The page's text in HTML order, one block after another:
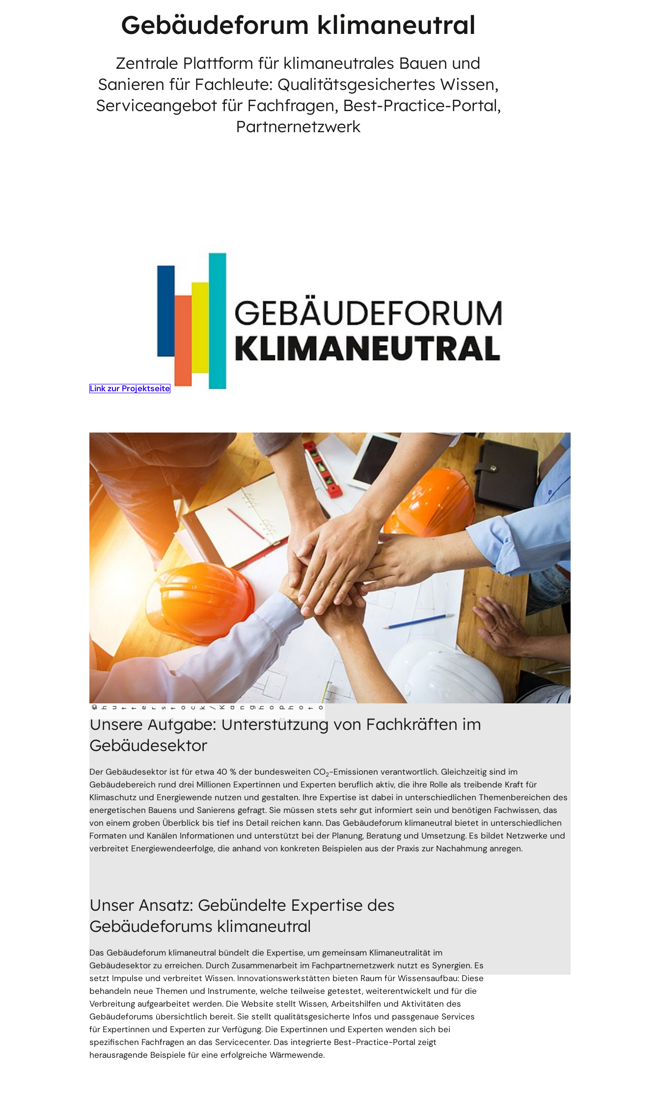
Gebäudeforum klimaneutral
Zentrale Plattform für klimaneutrales Bauen und
Sanieren für Fachleute: Qualitätsgesichertes Wissen,
Serviceangebot für Fachfragen, Best-Practice-Portal,
Partnernetzwerk
Ziel: Kräfte bündeln, um Klimaneutralität im Gebäudesektor zu erreichen; Synergien durch Zusammenarbeit im
Themen: Energieausweis, Energieeffizienz, Gesetzlicher Rahmen, Innovation, Wärmewende, Gebäude & Räume umbauen
Link zur Projektseite
©
shu
tt
erst
ock/Kanghopho
t o
Unsere Aufgabe: Unterstützung von Fachkräften im
Gebäudesektor
Der Gebäudesektor ist für etwa 40 % der bundesweiten CO2-Emissionen verantwortlich. Gleichzeitig sind im
Gebäudebereich rund drei Millionen Expertinnen und Experten beruflich aktiv, die ihre Rolle als treibende Kraft für
Klimaschutz und Energiewende nutzen und gestalten. Ihre Expertise ist dabei in unterschiedlichen Themenbereichen des
energetischen Bauens und Sanierens gefragt. Sie müssen stets sehr gut informiert sein und benötigen Fachwissen, das
von einem groben Überblick bis tief ins Detail reichen kann. Das Gebäudeforum klimaneutral bietet in unterschiedlichen
Formaten und Kanälen Informationen und unterstützt bei der Planung, Beratung und Umsetzung. Es bildet Netzwerke und
verbreitet Energiewendeerfolge, die anhand von konkreten Beispielen aus der Praxis zur Nachahmung anregen.
Unser Ansatz: Gebündelte Expertise des
Gebäudeforums klimaneutral
Das Gebäudeforum klimaneutral bündelt die Expertise, um gemeinsam Klimaneutralität im
Gebäudesektor zu erreichen. Durch Zusammenarbeit im Fachpartnernetzwerk nutzt es Synergien. Es
setzt Impulse und verbreitet Wissen. Innovationswerkstätten bieten Raum für Wissensaufbau: Diese
behandeln neue Themen und Instrumente, welche teilweise getestet, weiterentwickelt und für die
Verbreitung aufgearbeitet werden. Die Website stellt Wissen, Arbeitshilfen und Aktivitäten des
Gebäudeforums übersichtlich bereit. Sie stellt qualitätsgesicherte Infos und passgenaue Services
für Expertinnen und Experten zur Verfügung. Die Expertinnen und Experten wenden sich bei
spezifischen Fachfragen an das Servicecenter. Das integrierte Best-Practice-Portal zeigt
herausragende Beispiele für eine erfolgreiche Wärmewende.